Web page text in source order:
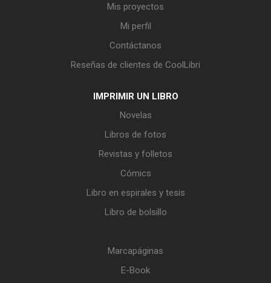
Mis proyectos
Mi perfil
Contáctanos
Reseñas de clientes de CoolLibri
IMPRIMIR UN LIBRO
Novelas
Libros de fotos
Revistas y folletos
Cómics
Libro en espirales y tesis
Libro de bolsillo
Marcapáginas
E-Book